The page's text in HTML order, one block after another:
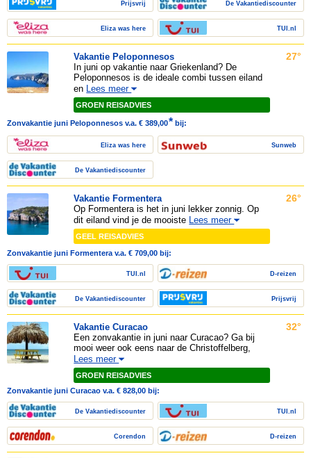
Prijsvrij
Eliza was here
De Vakantiediscounter
TUI.nl
Vakantie Peloponnesos
In juni op vakantie naar Griekenland? De
Peloponnesos is de ideale combi tussen eiland
en Lees meer
GROEN REISADVIES
27°
Zonvakantie juni Peloponnesos v.a. € 389,00* bij:
Eliza was here
De Vakantiediscounter
Sunweb
Vakantie Formentera
Op Formentera is het in juni lekker zonnig. Op
dit eiland vind je de mooiste Lees meer
GEEL REISADVIES
26°
Zonvakantie juni Formentera v.a. € 709,00 bij:
TUI.nl
De Vakantiediscounter
D-reizen
Prijsvrij
Vakantie Curacao
Een zonvakantie in juni naar Curacao? Ga bij
mooi weer ook eens naar de Christoffelberg,
Lees meer
GROEN REISADVIES
32°
Zonvakantie juni Curacao v.a. € 828,00 bij:
De Vakantiediscounter
Corendon
TUI.nl
D-reizen